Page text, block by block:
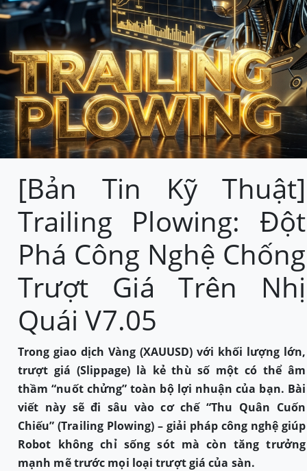
[Bản Tin Kỹ Thuật]
Trailing Plowing: Đột
Phá Công Nghệ Chống
Trượt Giá Trên Nhị
Quái V7.05
Trong giao dịch Vàng (XAUUSD) với khối lượng lớn,
trượt giá (Slippage) là kẻ thù số một có thể âm
thầm “nuốt chửng” toàn bộ lợi nhuận của bạn. Bài
viết này sẽ đi sâu vào cơ chế “Thu Quân Cuốn
Chiếu” (Trailing Plowing) – giải pháp công nghệ giúp
Robot không chỉ sống sót mà còn tăng trưởng
mạnh mẽ trước mọi loại trượt giá của sàn.